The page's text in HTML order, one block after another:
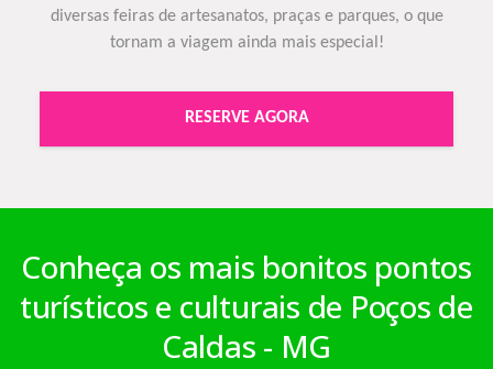
diversas feiras de artesanatos, praças e parques, o que
tornam a viagem ainda mais especial!
RESERVE AGORA
Conheça os mais bonitos pontos
turísticos e culturais de Poços de
Caldas - MG